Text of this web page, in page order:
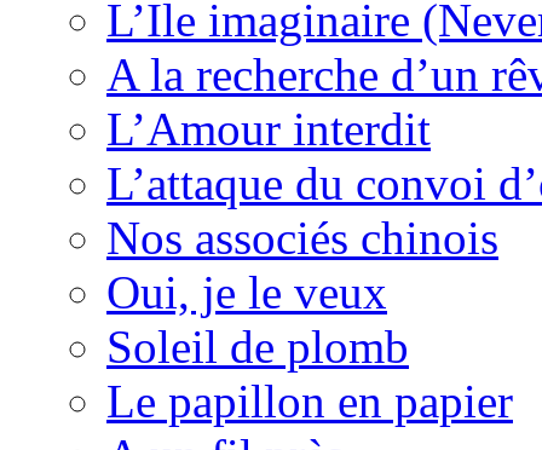
L’Ile imaginaire
A la recherche d’un
L’Amour interdit
L’attaque du convoi
Nos associés chinois
Oui, je le veux
Soleil de plomb
Le papillon en papier